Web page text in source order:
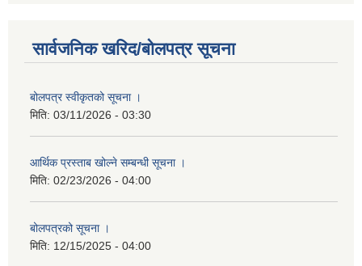
सार्वजनिक खरिद/बोलपत्र सूचना
बोलपत्र स्वीकृतको सूचना ।
मिति: 03/11/2026 - 03:30
आर्थिक प्रस्ताब खोल्ने सम्बन्धी सूचना ।
मिति: 02/23/2026 - 04:00
बोलपत्रको सूचना ।
मिति: 12/15/2025 - 04:00